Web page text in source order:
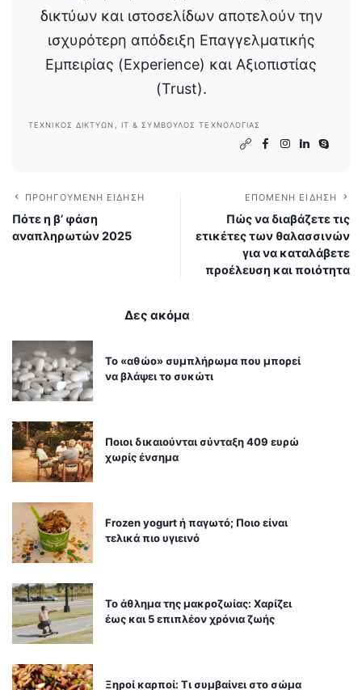
δικτύων και ιστοσελίδων αποτελούν την
ισχυρότερη απόδειξη Επαγγελματικής
Εμπειρίας (Experience) και Αξιοπιστίας
(Trust).
ΤΕΧΝΙΚΌΣ ΔΙΚΤΎΩΝ, IT & ΣΎΜΒΟΥΛΟΣ ΤΕΧΝΟΛΟΓΊΑΣ
ΠΡΟΗΓΟΎΜΕΝΗ ΕΊΔΗΣΗ
Πότε η β’ φάση
αναπληρωτών 2025
ΕΠΌΜΕΝΗ ΕΊΔΗΣΗ
Πώς να διαβάζετε τις
ετικέτες των θαλασσινών
για να καταλάβετε
προέλευση και ποιότητα
Δες ακόμα
Το «αθώο» συμπλήρωμα που μπορεί
να βλάψει το συκώτι
Ποιοι δικαιούνται σύνταξη 409 ευρώ
χωρίς ένσημα
Frozen yogurt ή παγωτό; Ποιο είναι
τελικά πιο υγιεινό
Το άθλημα της μακροζωίας: Χαρίζει
έως και 5 επιπλέον χρόνια ζωής
Ξηροί καρποί: Τι συμβαίνει στο σώμα